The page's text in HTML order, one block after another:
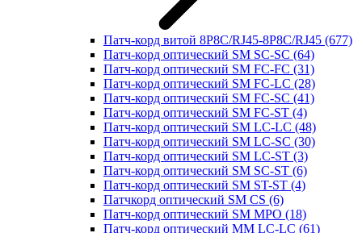
Патч-корд витой 8P8C/RJ45-8P8C/RJ45 (677)
Патч-корд оптический SM SC-SC (64)
Патч-корд оптический SM FC-FC (31)
Патч-корд оптический SM FC-LC (28)
Патч-корд оптический SM FC-SC (41)
Патч-корд оптический SM FC-ST (4)
Патч-корд оптический SM LC-LC (48)
Патч-корд оптический SM LC-SC (30)
Патч-корд оптический SM LC-ST (3)
Патч-корд оптический SM SC-ST (6)
Патч-корд оптический SM ST-ST (4)
Патчкорд оптический SM CS (6)
Патч-корд оптический SM MPO (18)
Патч-корд оптический MM LC-LC (61)